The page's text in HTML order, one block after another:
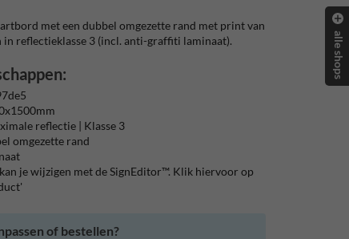
met een dubbel omgezette rand met print van
reflectieklasse 3 (incl. anti-graffiti laminaat).
reflectie | Klasse 3
omgezette rand
je wijzigen met de SignEditor™. Klik hiervoor op
of bestellen?
alle shops